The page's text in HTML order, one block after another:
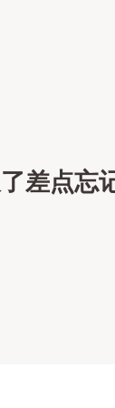
差点忘